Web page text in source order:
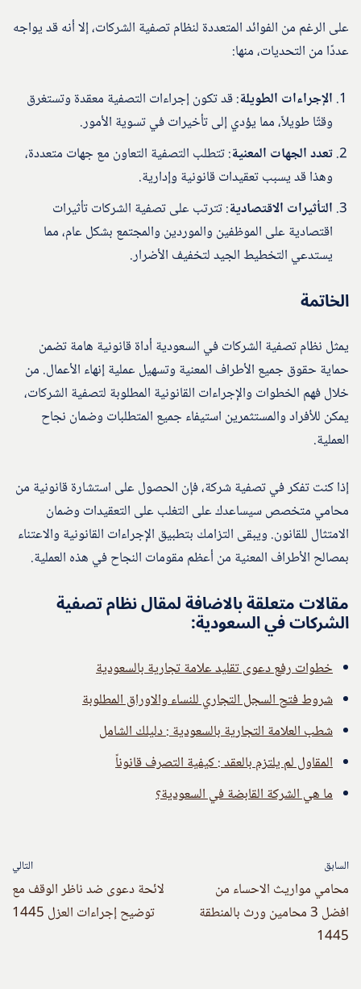
على الرغم من الفوائد المتعددة لنظام تصفية الشركات، إلا أنه قد يواجه
عددًا من التحديات، منها:
الإجراءات الطويلة: قد تكون إجراءات التصفية معقدة وتستغرق
وقتًا طويلاً، مما يؤدي إلى تأخيرات في تسوية الأمور.
تعدد الجهات المعنية: تتطلب التصفية التعاون مع جهات متعددة،
وهذا قد يسبب تعقيدات قانونية وإدارية.
التأثيرات الاقتصادية: تترتب على تصفية الشركات تأثيرات
اقتصادية على الموظفين والموردين والمجتمع بشكل عام، مما
يستدعي التخطيط الجيد لتخفيف الأضرار.
الخاتمة
يمثل نظام تصفية الشركات في السعودية أداة قانونية هامة تضمن
حماية حقوق جميع الأطراف المعنية وتسهيل عملية إنهاء الأعمال. من
خلال فهم الخطوات والإجراءات القانونية المطلوبة لتصفية الشركات،
يمكن للأفراد والمستثمرين استيفاء جميع المتطلبات وضمان نجاح
العملية.
إذا كنت تفكر في تصفية شركة، فإن الحصول على استشارة قانونية من
محامي متخصص سيساعدك على التغلب على التعقيدات وضمان
الامتثال للقانون. ويبقى التزامك بتطبيق الإجراءات القانونية والاعتناء
بمصالح الأطراف المعنية من أعظم مقومات النجاح في هذه العملية.
مقالات متعلقة بالاضافة لمقال نظام تصفية
الشركات في السعودية:
خطوات رفع دعوى تقليد علامة تجارية بالسعودية
شروط فتح السجل التجاري للنساء والاوراق المطلوبة
شطب العلامة التجارية بالسعودية : دليلك الشامل
المقاول لم يلتزم بالعقد : كيفية التصرف قانوناً
ما هي الشركة القابضة في السعودية؟
السابق
محامي مواريث الاحساء من
افضل 3 محامين ورث بالمنطقة
1445
التالي
لائحة دعوى ضد ناظر الوقف مع
توضيح إجراءات العزل 1445